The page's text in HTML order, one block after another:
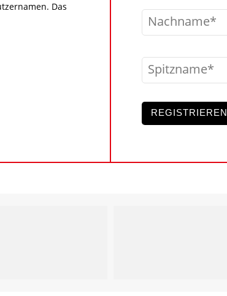
Das
Nachname
Spitzname
REGISTRIEREN